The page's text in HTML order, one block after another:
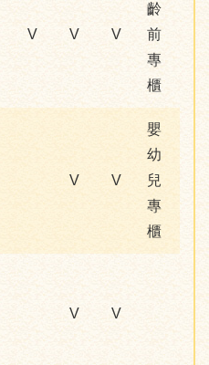
V V V
齡
前
專
櫃
V V
嬰
幼
兒
專
櫃
V V